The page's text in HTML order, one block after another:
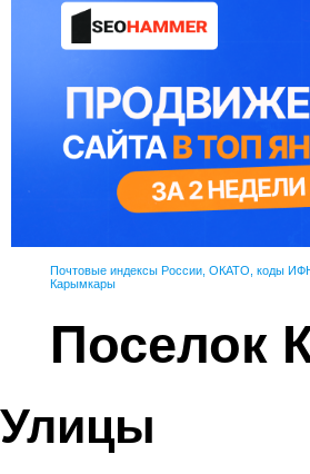
Почтовые индексы России, ОКАТО, коды
Карымкары
Поселок
Улицы